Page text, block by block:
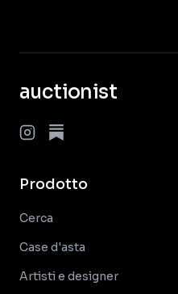
auctionist
Prodotto
Cerca
Case d'asta
Artisti e designer